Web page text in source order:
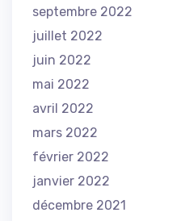
septembre 2022
juillet 2022
juin 2022
mai 2022
avril 2022
mars 2022
février 2022
janvier 2022
décembre 2021